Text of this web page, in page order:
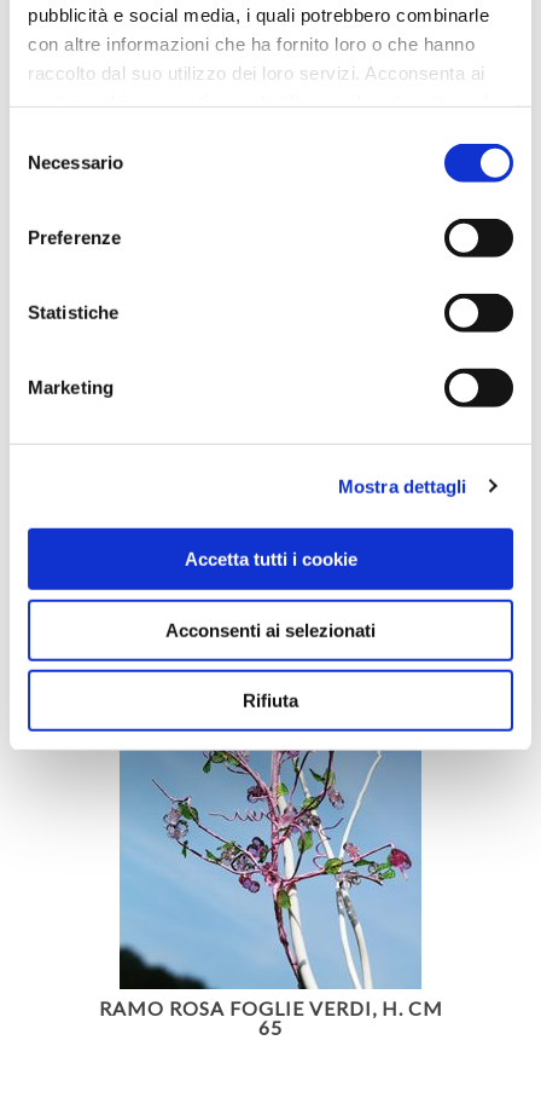
pubblicità e social media, i quali potrebbero combinarle
con altre informazioni che ha fornito loro o che hanno
raccolto dal suo utilizzo dei loro servizi. Acconsenta ai
delNecessario
Preferenze
Statistiche
Marketing
Mostra dettagli
Accetta tutti i cookie
Acconsenti ai selezionati
Rifiuta
DIAM.12XH.25CM
RAMO ROSA FOGLIE VERDI, H. CM
65